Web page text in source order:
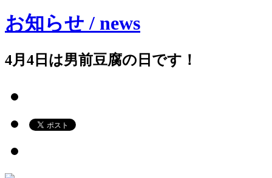
お知らせ / news
4月4日は男前豆腐の日です！